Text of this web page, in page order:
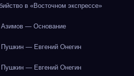
в «Восточном экспрессе»
Азимов — Основание
— Евгений Онегин
— Евгений Онегин